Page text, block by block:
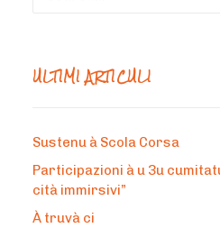
ULTIMI ARTICULI
Sustenu à Scola Corsa
Participazioni à u 3u
cità immirsivi”
À truvà ci